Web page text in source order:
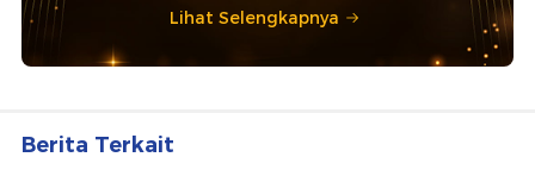
Lihat Selengkapnya
Berita Terkait